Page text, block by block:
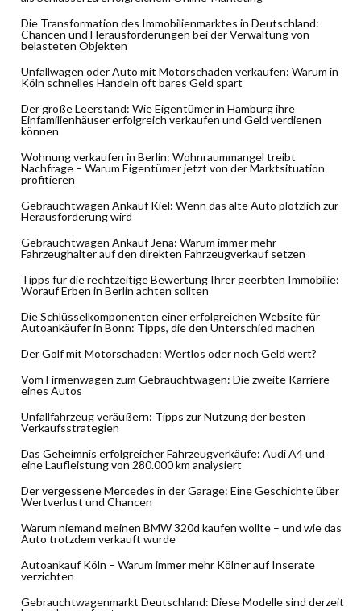
Die Transformation des Immobilienmarktes in Deutschland:
Chancen und Herausforderungen bei der Verwaltung von
belasteten Objekten
Unfallwagen oder Auto mit Motorschaden verkaufen: Warum in
Köln schnelles Handeln oft bares Geld spart
Der große Leerstand: Wie Eigentümer in Hamburg ihre
Einfamilienhäuser erfolgreich verkaufen und Geld verdienen
können
Wohnung verkaufen in Berlin: Wohnraummangel treibt
Nachfrage – Warum Eigentümer jetzt von der Marktsituation
profitieren
Gebrauchtwagen Ankauf Kiel: Wenn das alte Auto plötzlich zur
Herausforderung wird
Gebrauchtwagen Ankauf Jena: Warum immer mehr
Fahrzeughalter auf den direkten Fahrzeugverkauf setzen
Tipps für die rechtzeitige Bewertung Ihrer geerbten Immobilie:
Worauf Erben in Berlin achten sollten
Die Schlüsselkomponenten einer erfolgreichen Website für
Autoankäufer in Bonn: Tipps, die den Unterschied machen
Der Golf mit Motorschaden: Wertlos oder noch Geld wert?
Vom Firmenwagen zum Gebrauchtwagen: Die zweite Karriere
eines Autos
Unfallfahrzeug veräußern: Tipps zur Nutzung der besten
Verkaufsstrategien
Das Geheimnis erfolgreicher Fahrzeugverkäufe: Audi A4 und
eine Laufleistung von 280.000 km analysiert
Der vergessene Mercedes in der Garage: Eine Geschichte über
Wertverlust und Chancen
Warum niemand meinen BMW 320d kaufen wollte – und wie das
Auto trotzdem verkauft wurde
Autoankauf Köln – Warum immer mehr Kölner auf Inserate
verzichten
Gebrauchtwagenmarkt Deutschland: Diese Modelle sind derzeit